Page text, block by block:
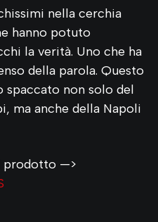
nella cerchia
hanno potuto
la verità. Uno che ha
della parola. Questo
non solo del
ma anche della Napoli
prodotto —>